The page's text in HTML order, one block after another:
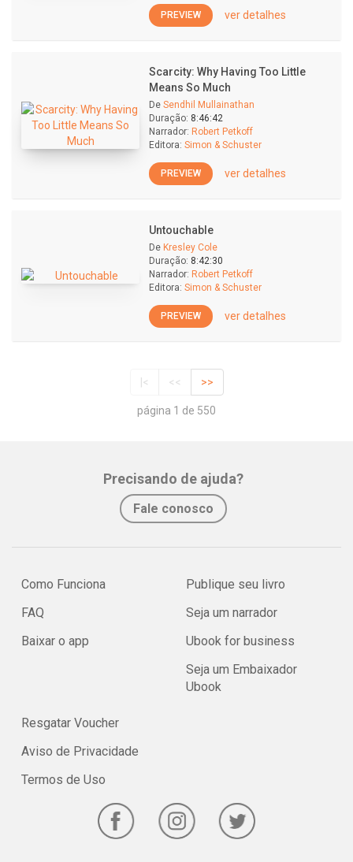
PREVIEW ver detalhes
Scarcity: Why Having Too Little
Means So Much
De Sendhil Mullainathan
Duração: 8:46:42
Narrador: Robert Petkoff
Editora: Simon & Schuster
PREVIEW ver detalhes
Untouchable
De Kresley Cole
Duração: 8:42:30
Narrador: Robert Petkoff
Editora: Simon & Schuster
PREVIEW ver detalhes
|< << >>
página 1 de 550
Precisando de ajuda?
Fale conosco
Como Funciona
FAQ
Baixar o app
Publique seu livro
Seja um narrador
Ubook for business
Seja um Embaixador
Ubook
Resgatar Voucher
Aviso de Privacidade
Termos de Uso